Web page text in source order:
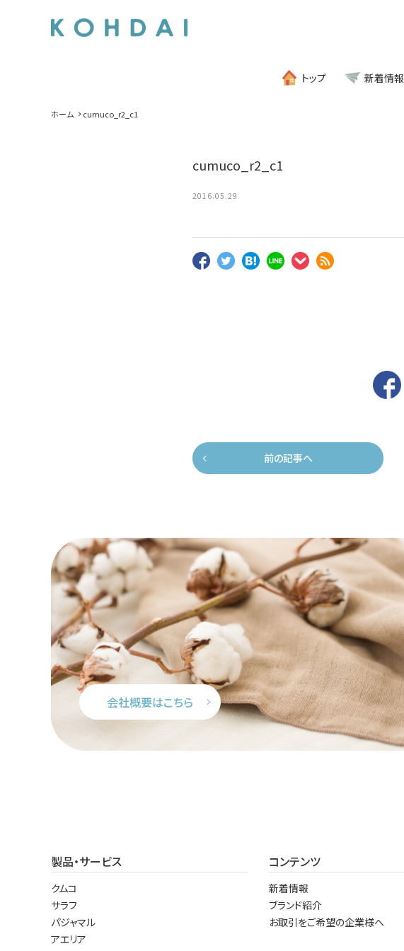
トップ 新着情報
ホーム cumuco_r2_c1
cumuco_r2_c1
2016.05.29
前の記事へ
会社概要はこちら
製品・サービス
クムコ
サラフ
パジャマル
アエリア
コンテンツ
新着情報
ブランド紹介
お取引をご希望の企業様へ